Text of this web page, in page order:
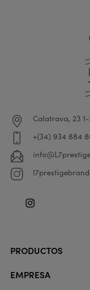
Calatrava, 23 1-
+(34) 934 884
Instagram
PRODUCTOS
EMPRESA